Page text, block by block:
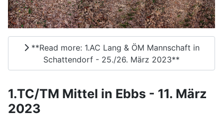
**Read more: 1.AC Lang & ÖM Mannschaft in
Schattendorf - 25./26. März 2023**
1.TC/TM Mittel in Ebbs - 11. März
2023